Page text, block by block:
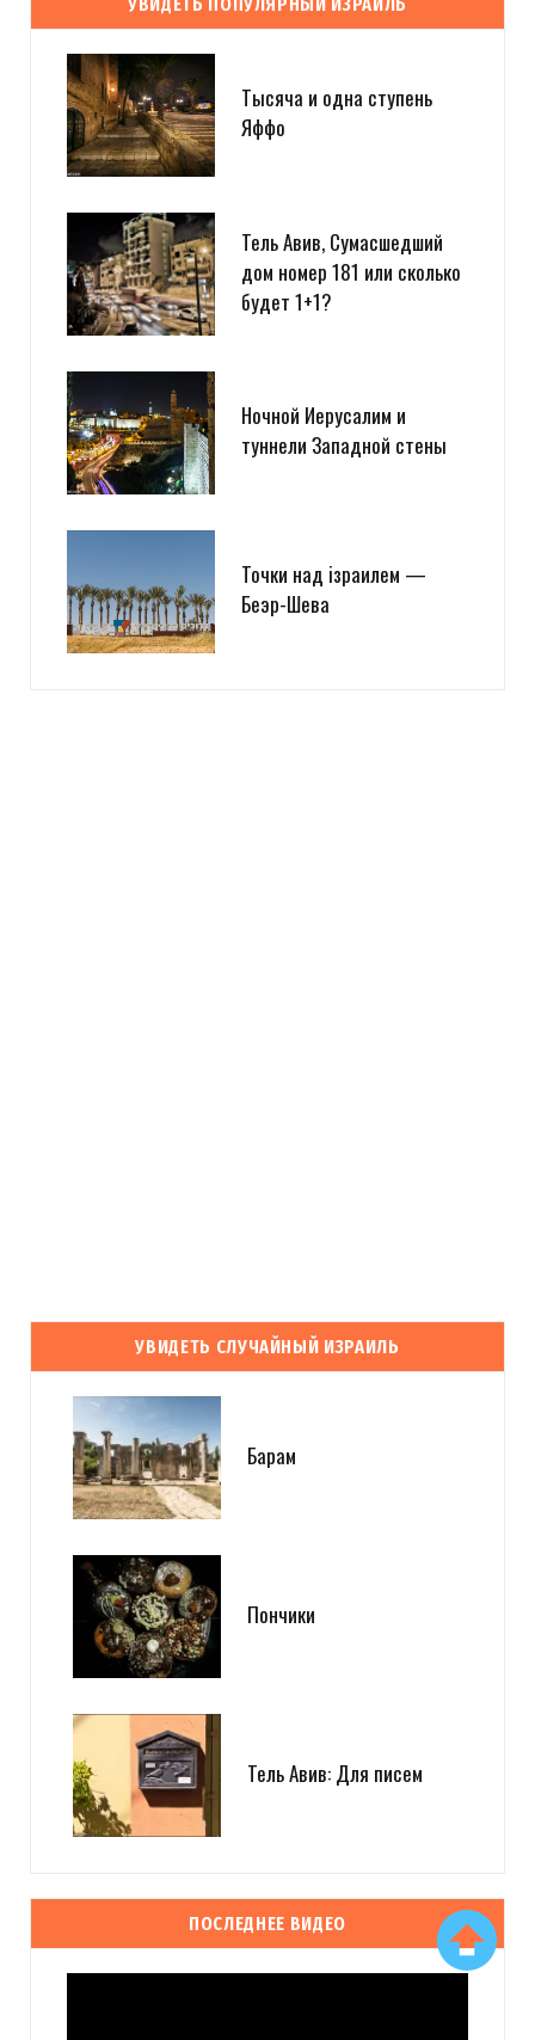
Тысяча и одна ступень
Яффо
Тель Авив, Сумасшедший
дом номер 181 или сколько
будет 1+1?
Ночной Иерусалим и
туннели Западной стены
Точки над iзраилем —
Беэр-Шева
УВИДЕТЬ СЛУЧАЙНЫЙ ИЗРАИЛЬ
Барам
Пончики
Тель Авив: Для писем
ПОСЛЕДНЕЕ ВИДЕО